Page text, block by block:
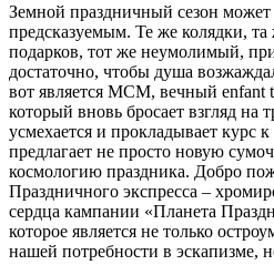
Земной праздничный сезон может
предсказуемым. Те же колядки,
подарков, тот же неумолимый,
достаточно, чтобы душа
вот является MCM, вечный
который вновь бросает взгляд на
усмехается и прокладывает курс
предлагает не просто новую
космологию праздника. Добро
Праздничного экспресса –
сердца кампании «Планета
которое является не только
нашей потребности в эскапизме,